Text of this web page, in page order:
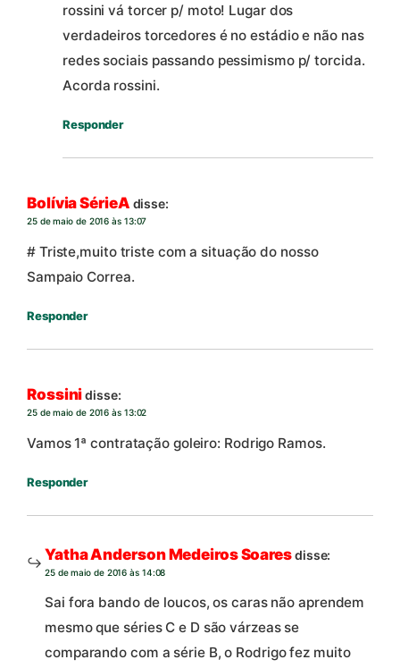
rossini vá torcer p/ moto! Lugar dos
verdadeiros torcedores é no estádio e não nas
redes sociais passando pessimismo p/ torcida.
Acorda rossini.
Responder
Bolívia SérieA disse:
25 de maio de 2016 às 13:07
# Triste,muito triste com a situação do nosso
Sampaio Correa.
Responder
Rossinidisse:
25 de maio de 2016 às 13:02
Vamos 1ª contratação goleiro: Rodrigo Ramos.
Responder
Yatha Anderson Medeiros Soaresdisse:
25 de maio de 2016 às 14:08
Sai fora bando de loucos, os caras não aprendem
mesmo que séries C e D são várzeas se
comparando com a série B, o Rodrigo fez muito